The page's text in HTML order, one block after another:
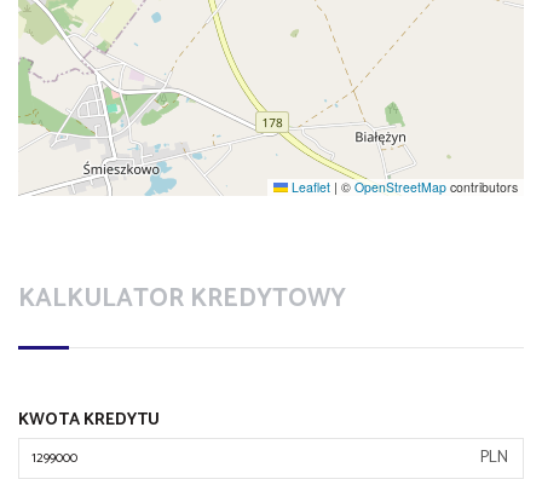
Leaflet | © OpenStreetMap contributors
KALKULATOR KREDYTOWY
KWOTA KREDYTU
PLN